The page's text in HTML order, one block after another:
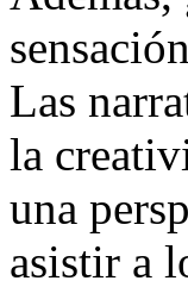
Las
la
una
asistir a